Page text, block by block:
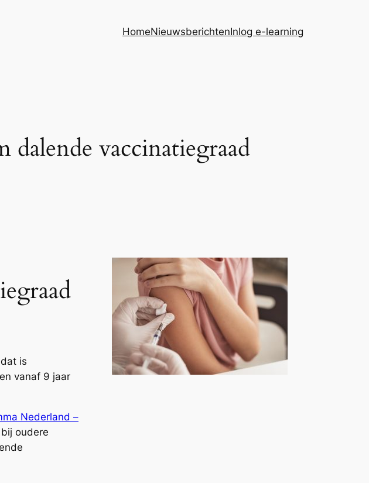
HomeNieuwsberichtenInlog e-learning
vaccinatiegraad
is
vanaf 9 jaar
Nederland –
oudere